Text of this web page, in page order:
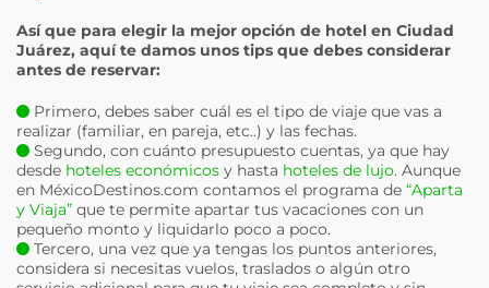
Así que para elegir la mejor opción de hotel en Ciudad
Juárez, aquí te damos unos tips que debes considerar
antes de reservar:
Primero, debes saber cuál es el tipo de viaje que vas a
realizar (familiar, en pareja, etc..) y las fechas.
Segundo, con cuánto presupuesto cuentas, ya que hay
desde hoteles económicos y hasta hoteles de lujo. Aunque
en MéxicoDestinos.com contamos el programa de “Aparta
y Viaja” que te permite apartar tus vacaciones con un
pequeño monto y liquidarlo poco a poco.
Tercero, una vez que ya tengas los puntos anteriores,
considera si necesitas vuelos, traslados o algún otro